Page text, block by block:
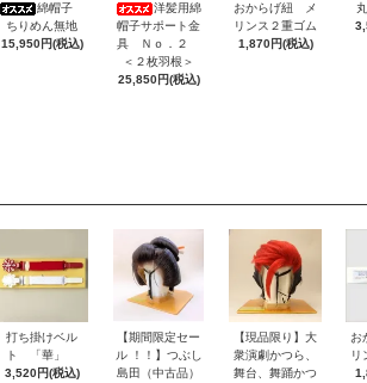
綿帽子
ちりめん無地
15,950円(税込)
洋髪用綿
帽子サポート金
具 Ｎｏ．２
＜２枚羽根＞
25,850円(税込)
おからげ紐 メ
リンス２重ゴム
1,870円(税込)
打ち掛けベル
ト 「華」
3,520円(税込)
【期間限定セー
ル ！！】つぶし
島田（中古品）
【現品限り】大
衆演劇かつら、
舞台、舞踊かつ
お
リ